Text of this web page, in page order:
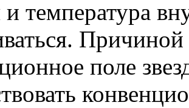
и температура
Причиной
поле